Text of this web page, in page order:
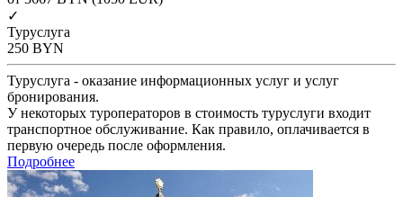
✓
Туруслуга
250 BYN
Туруслуга - оказание информационных услуг и услуг
бронирования.
У некоторых туроператоров в стоимость туруслуги входит
транспортное обслуживание. Как правило, оплачивается в
первую очередь после оформления.
Подробнее